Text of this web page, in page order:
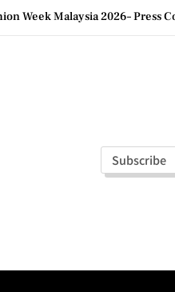
to Shape the Future of
Subscribe